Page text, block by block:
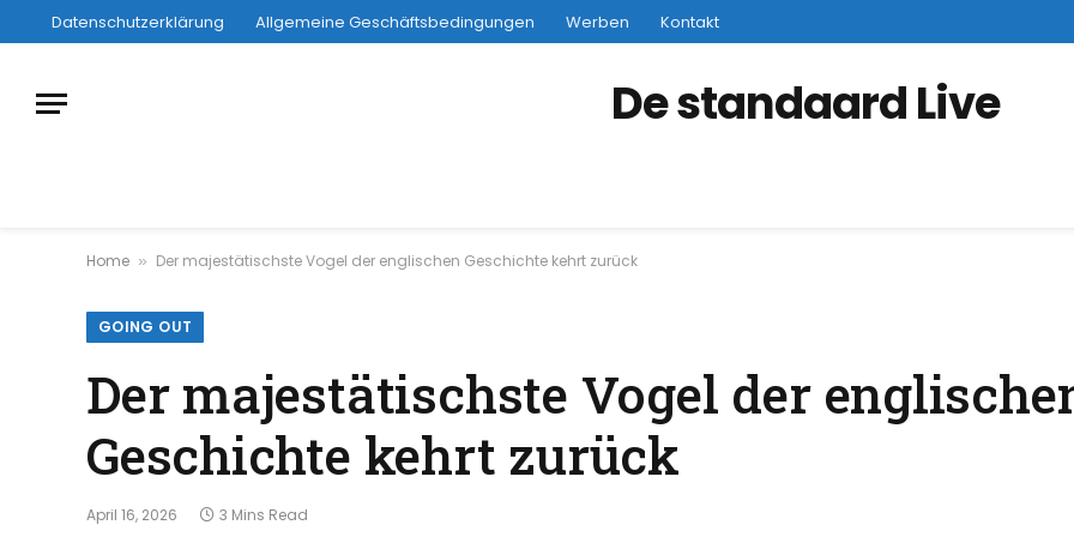
Datenschutzerklärung Allgemeine Geschäftsbedingungen Werben Kontakt
De standaard Live
Home » Der majestätischste Vogel der englischen Geschichte kehrt zurück
GOING OUT
Der majestätischste Vogel der
Geschichte kehrt zurück
April 16, 2026 3 Mins Read